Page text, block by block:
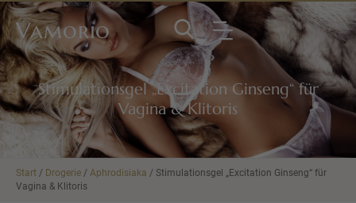
Vamorio
Stimulationsgel „Excitation Ginseng“ für
Vagina & Klitoris
Start / Drogerie / Aphrodisiaka / Stimulationsgel „Excitation Ginseng“ für
Vagina & Klitoris